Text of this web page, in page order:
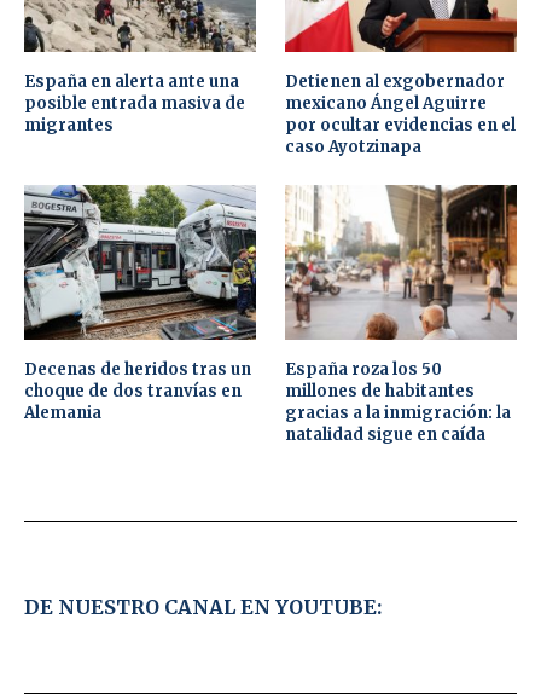
España en alerta ante una
posible entrada masiva de
migrantes
Detienen al exgobernador
mexicano Ángel Aguirre
por ocultar evidencias en el
caso Ayotzinapa
Decenas de heridos tras un
choque de dos tranvías en
Alemania
España roza los 50
millones de habitantes
gracias a la inmigración: la
natalidad sigue en caída
DE NUESTRO CANAL EN YOUTUBE: